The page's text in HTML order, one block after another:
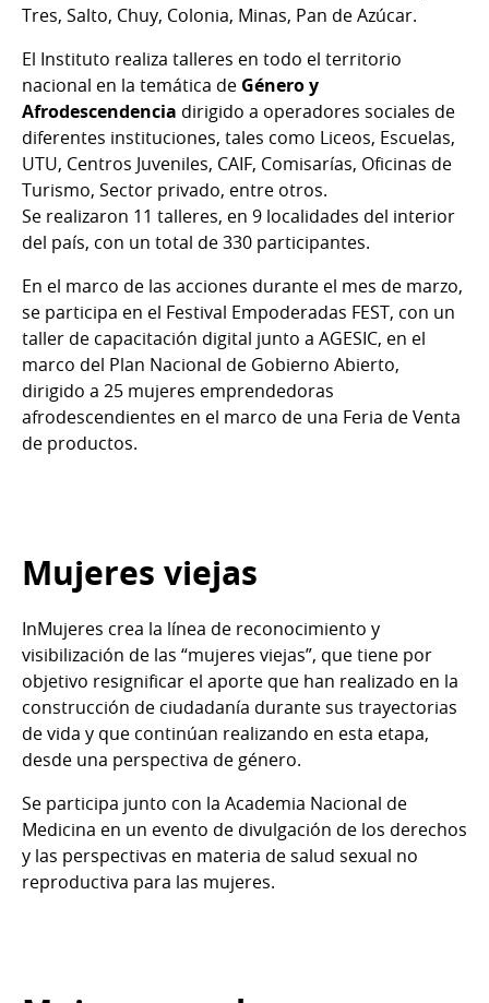
Tres, Salto, Chuy, Colonia, Minas, Pan de Azúcar.
El Instituto realiza talleres en todo el territorio
nacional en la temática de Género y
Afrodescendencia dirigido a operadores sociales de
diferentes instituciones, tales como Liceos, Escuelas,
UTU, Centros Juveniles, CAIF, Comisarías, Oficinas de
Turismo, Sector privado, entre otros.
Se realizaron 11 talleres, en 9 localidades del interior
del país, con un total de 330 participantes.
En el marco de las acciones durante el mes de marzo,
se participa en el Festival Empoderadas FEST, con un
taller de capacitación digital junto a AGESIC, en el
marco del Plan Nacional de Gobierno Abierto,
dirigido a 25 mujeres emprendedoras
afrodescendientes en el marco de una Feria de Venta
de productos.
Mujeres viejas
InMujeres crea la línea de reconocimiento y
visibilización de las “mujeres viejas”, que tiene por
objetivo resignificar el aporte que han realizado en la
construcción de ciudadanía durante sus trayectorias
de vida y que continúan realizando en esta etapa,
desde una perspectiva de género.
Se participa junto con la Academia Nacional de
Medicina en un evento de divulgación de los derechos
y las perspectivas en materia de salud sexual no
reproductiva para las mujeres.